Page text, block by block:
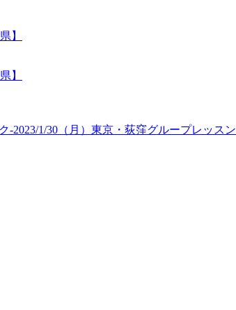
】
】
2023/1/30（月）東京・荻窪グループレッスン